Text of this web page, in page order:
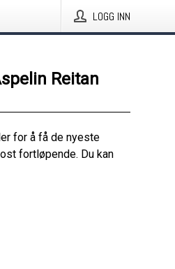
LOGG INN
Reitan
for å få de nyeste
fortløpende. Du kan